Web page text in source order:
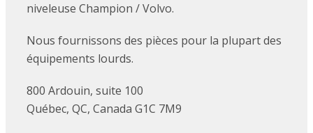
niveleuse Champion / Volvo.
Nous fournissons des pièces pour la plupart des
équipements lourds.
800 Ardouin, suite 100
Québec, QC, Canada G1C 7M9